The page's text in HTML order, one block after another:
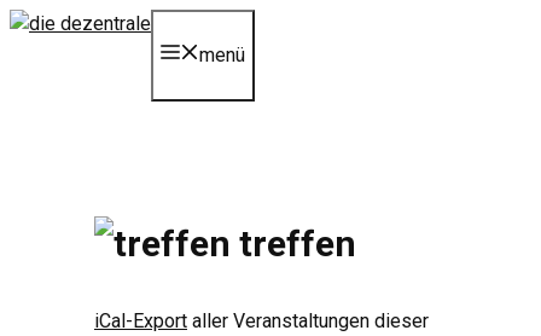
Zum
menü
treffen
iCal-Export aller Veranstaltungen dieser